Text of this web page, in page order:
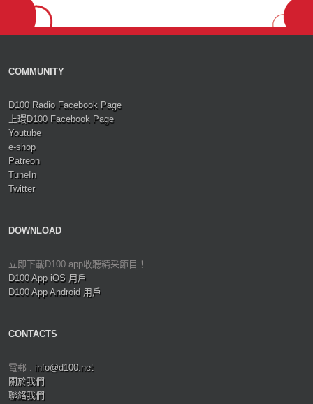
COMMUNITY
D100 Radio Facebook Page
上環D100 Facebook Page
Youtube
e-shop
Patreon
TuneIn
Twitter
DOWNLOAD
立即下載D100 app收聽精采節目！
D100 App iOS 用戶
D100 App Android 用戶
CONTACTS
電郵 : info@d100.net
關於我們
聯絡我們